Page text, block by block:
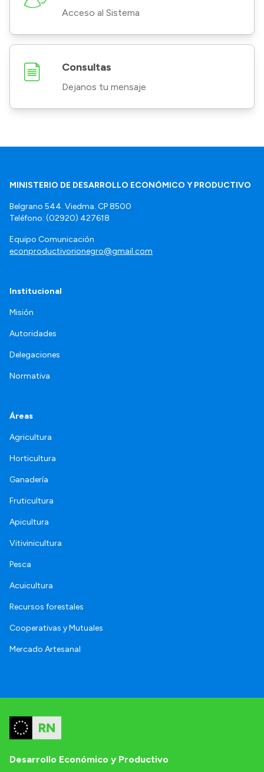
Acceso al Sistema
Consultas
Dejanos tu mensaje
MINISTERIO DE DESARROLLO ECONÓMICO Y PRODUCTIVO
Belgrano 544. Viedma. CP 8500
Teléfono: (02920) 427618
Equipo Comunicación
econproductivorionegro@gmail.com
Institucional
Misión
Autoridades
Delegaciones
Normativa
Áreas
Agricultura
Horticultura
Ganadería
Fruticultura
Apicultura
Vitivinicultura
Pesca
Acuicultura
Recursos forestales
Cooperativas y Mutuales
Mercado Artesanal
Desarrollo Económico y Productivo